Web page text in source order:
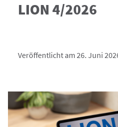
LION 4/2026
Veröffentlicht am 26. Juni